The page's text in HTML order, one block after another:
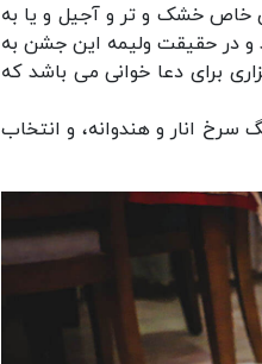
خاص خشک و تر و آجیل و یا به
و در حقیقت ولیمه این جشن به
برای دعا خوانی می باشد که
سرخ انار و هندوانه، و انتخاب